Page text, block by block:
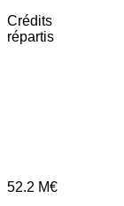
Crédits
répartis
52.2 M€